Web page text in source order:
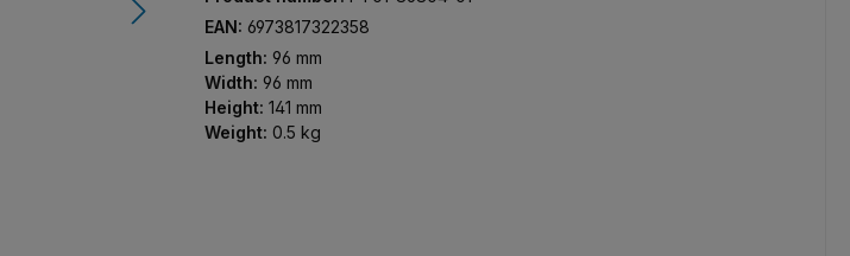
EAN: 6973817322358
Length: 96 mm
Width: 96 mm
Height: 141 mm
Weight: 0.5 kg